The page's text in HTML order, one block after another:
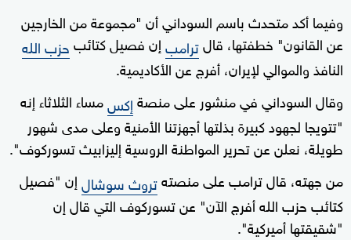
وفيما أكد متحدث باسم السوداني أن "مجموعة من الخارجين
عن القانون" خطفتها، قالترامبإن فصيل كتائبحزب الله
النافذ والموالي لإيران، أفرج عن الأكاديمية.
وقال السوداني في منشور على منصةإكسمساء الثلاثاء إنه
"تتويجا لجهود كبيرة بذلتها أجهزتنا الأمنية وعلى مدى شهور
طويلة، نعلن عن تحرير المواطنة الروسية إليزابيث تسوركوف".
من جهته، قال ترامب على منصتهتروث سوشالإن "فصيل
كتائب حزب الله أفرج الآن" عن تسوركوف التي قال إن
"شقيقتها أميركية".